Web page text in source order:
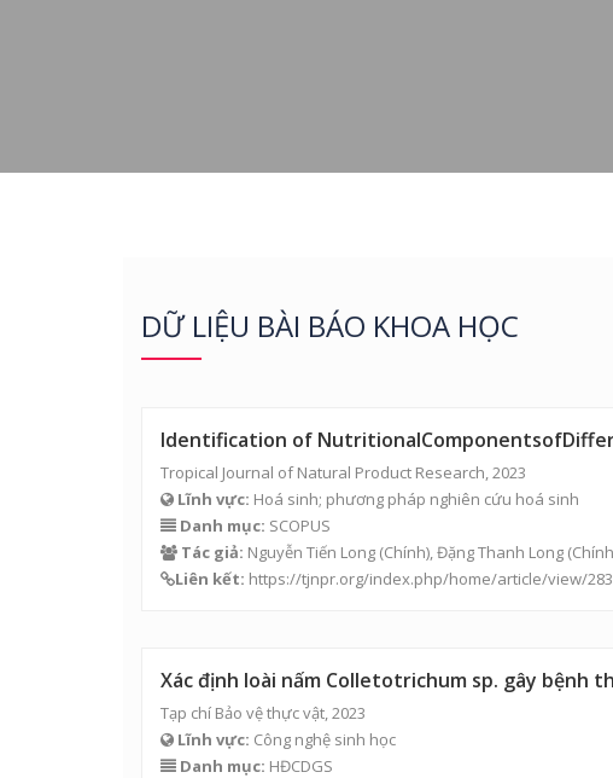
DỮ LIỆU BÀI BÁO KHOA HỌC
Identification of
Tropical Journal of Natural Product Research, 2023
Lĩnh vực: Hoá sinh; phương pháp nghiên cứu hoá sinh
Danh mục: SCOPUS
Tác giả: Nguyễn Tiến Long (Chính),Đặng Thanh Long
Liên kết: https://tjnpr.org/index.php/home/article/view/
Xác định loài nấm Colletotrichum sp. gây bệnh
Tạp chí Bảo vệ thực vật, 2023
Lĩnh vực: Công nghệ sinh học
Danh mục: HĐCDGS